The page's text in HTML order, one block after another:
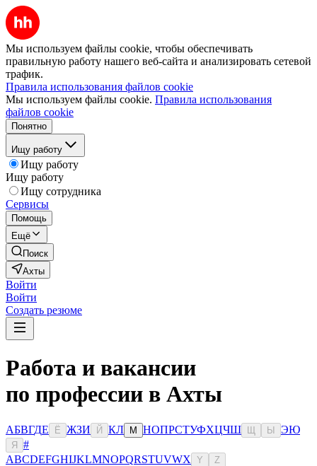
Мы используем файлы cookie, чтобы обеспечивать
правильную работу нашего веб-сайта и анализировать сетевой
трафик.
Правила использования файлов cookie
Мы используем файлы cookie. Правила использования
файлов cookie
Понятно
Ищу работу
Ищу работу
Ищу работу
Ищу сотрудника
Сервисы
Помощь
Ещё
Поиск
Ахты
Войти
Войти
Создать резюме
Работа и вакансии
по профессии в Ахты
АБВГДЕ Ё ЖЗИ Й КЛ М НОПРСТУФХЦЧШ Ы ЭЮ
Я
#
ABCDEFGHIJKLMNOPQRSTUVWX Y Z